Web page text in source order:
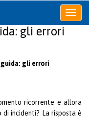
Apri
o
gli errori
gli errori
ricorrente e allora
di incidenti? La risposta è